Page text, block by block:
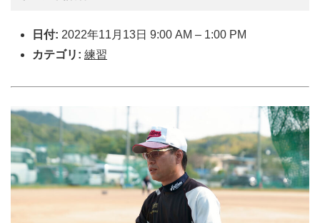
日付: 2022年11月13日 9:00 AM – 1:00 PM
カテゴリ: 練習